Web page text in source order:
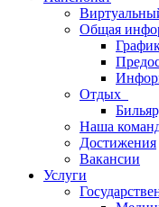
Общая
Отдых
Наша
Достижения
Вакансии
Услуги